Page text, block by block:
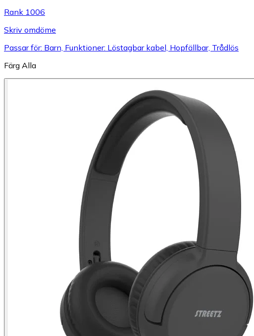
Rank 1006
Skriv omdöme
Passar för: Barn, Funktioner: Löstagbar kabel, Hopfällbar, Trådlös
Färg Alla